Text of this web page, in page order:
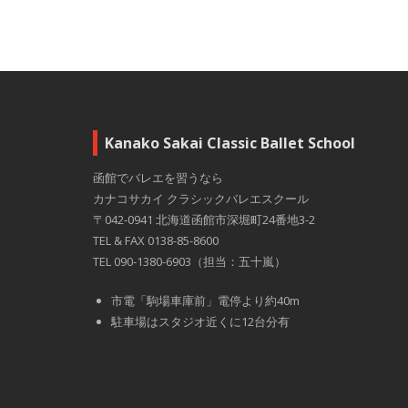
Kanako Sakai Classic Ballet School
函館でバレエを習うなら
カナコサカイ クラシックバレエスクール
〒042-0941 北海道函館市深堀町24番地3-2
TEL & FAX 0138-85-8600
TEL 090-1380-6903（担当：五十嵐）
市電「駒場車庫前」電停より約40m
駐車場はスタジオ近くに12台分有